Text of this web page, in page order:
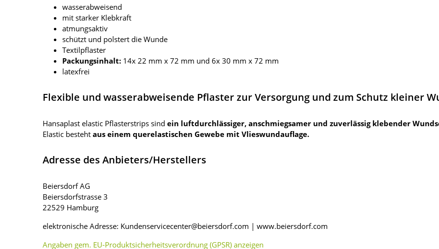
wasserabweisend
mit starker Klebkraft
atmungsaktiv
schützt und polstert die Wunde
Textilpflaster
Packungsinhalt: 14x 22 mm x 72 mm und 6x 30 mm x 72 mm
latexfrei
Flexible und wasserabweisende Pflaster zur Versorgung und zum Schutz kleiner
Hansaplast elastic Pflasterstrips sind ein luftdurchlässiger, anschmiegsamer und zuverlässig klebender
Elastic besteht aus einem querelastischen Gewebe mit Vlieswundauflage.
Adresse des Anbieters/Herstellers
Beiersdorf AG
Beiersdorfstrasse 3
22529 Hamburg
elektronische Adresse: Kundenservicecenter@beiersdorf.com | www.beiersdorf.com
Angaben gem. EU-Produktsicherheitsverordnung (GPSR) anzeigen